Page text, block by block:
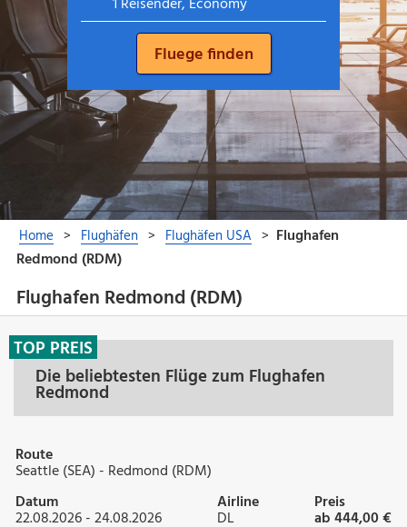
Flughafen Redmond (RDM)
Die beliebtesten Flüge zum Flughafen
Redmond
TOP PREIS
Route
Seattle (SEA) - Redmond (RDM)
Datum
22.08.2026 - 24.08.2026
Airline
DL
Preis
ab 444,00 €